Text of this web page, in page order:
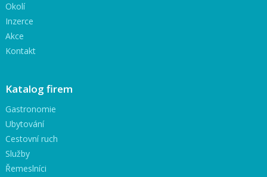
Okolí
Inzerce
Akce
Kontakt
Katalog firem
Gastronomie
Ubytování
Cestovní ruch
Služby
Řemeslníci